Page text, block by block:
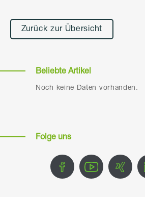
Zurück zur Übersicht
Beliebte Artikel
Noch keine Daten vorhanden.
Folge uns